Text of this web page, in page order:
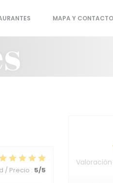
((ABRE EN UNA NUEVA
((ABRE EN UNA
MAPA Y CONTACTO
/ Precio : 5/5